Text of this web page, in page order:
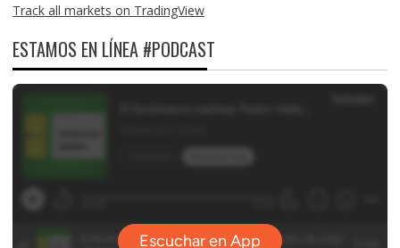
Track all markets on TradingView
ESTAMOS EN LÍNEA #PODCAST